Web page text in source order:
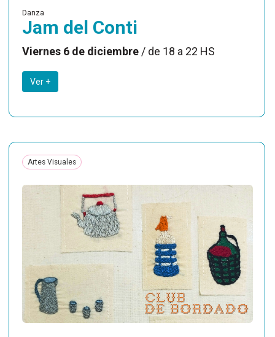
Danza
Jam del Conti
Viernes 6 de diciembre / de 18 a 22 HS
Ver +
Artes Visuales